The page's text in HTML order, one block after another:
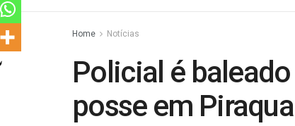
Home Notícias
Policial é
posse em